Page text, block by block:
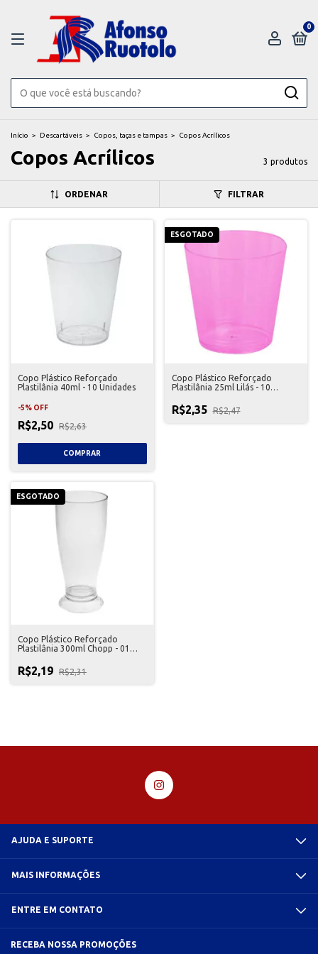
0
Início > Descartáveis > Copos, taças e tampas > Copos Acrílicos
Copos Acrílicos 3 produtos
ORDENAR FILTRAR
Copo Plástico Reforçado
Plastilânia 40ml - 10 Unidades
-5% OFF
R$2,50 R$2,63
ESGOTADO
Copo Plástico Reforçado
Plastilânia 25ml Lilás - 10
R$2,35 R$2,47
ESGOTADO
Copo Plástico Reforçado
Plastilânia 300ml Chopp - 01
R$2,19 R$2,31
AJUDA E SUPORTE
MAIS INFORMAÇÕES
ENTRE EM CONTATO
RECEBA NOSSA PROMOÇÕES